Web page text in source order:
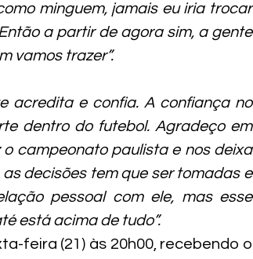
minguem, jamais eu iria trocar
a partir de agora sim, a gente
vamos trazer”.
acredita e confia. A confiança no
dentro do futebol. Agradeço em
campeonato paulista e nos deixa
decisões tem que ser tomadas e
pessoal com ele, mas esse
está acima de tudo”.
feira (21) às 20h00, recebendo o